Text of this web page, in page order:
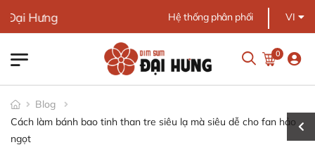
Hưng Hệ thống phân phối VI
0
Blog
Cách làm bánh bao tinh than tre siêu lạ mà siêu dễ cho fan hảo
ngọt